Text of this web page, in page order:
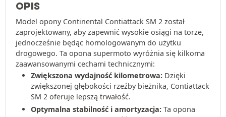
OPIS
Model opony Continental Contiattack SM 2 został
zaprojektowany, aby zapewnić wysokie osiągi na torze,
jednocześnie będąc homologowanym do użytku
drogowego. Ta opona supermoto wyróżnia się kilkoma
zaawansowanymi cechami technicznymi:
Zwiększona wydajność kilometrowa: Dzięki
zwiększonej głębokości rzeźby bieżnika, Contiattack
SM 2 oferuje lepszą trwałość.
Optymalna stabilność i amortyzacja: Ta opona